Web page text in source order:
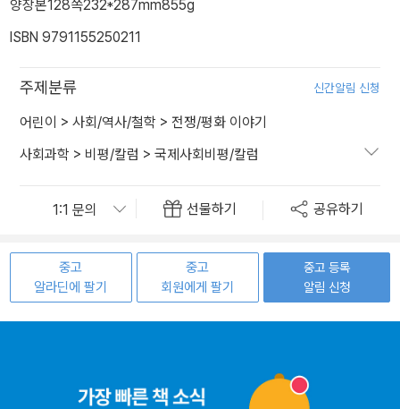
양장본128쪽232*287mm855g
ISBN 9791155250211
주제분류 신간알림 신청
어린이 > 사회/역사/철학 > 전쟁/평화 이야기
사회과학 > 비평/칼럼 > 국제사회비평/칼럼
선물하기 공유하기
중고
알라딘에 팔기
중고
회원에게 팔기
중고 등록
알림 신청